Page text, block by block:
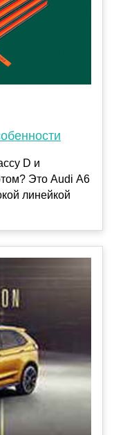
D и
Это Audi А6
линейкой